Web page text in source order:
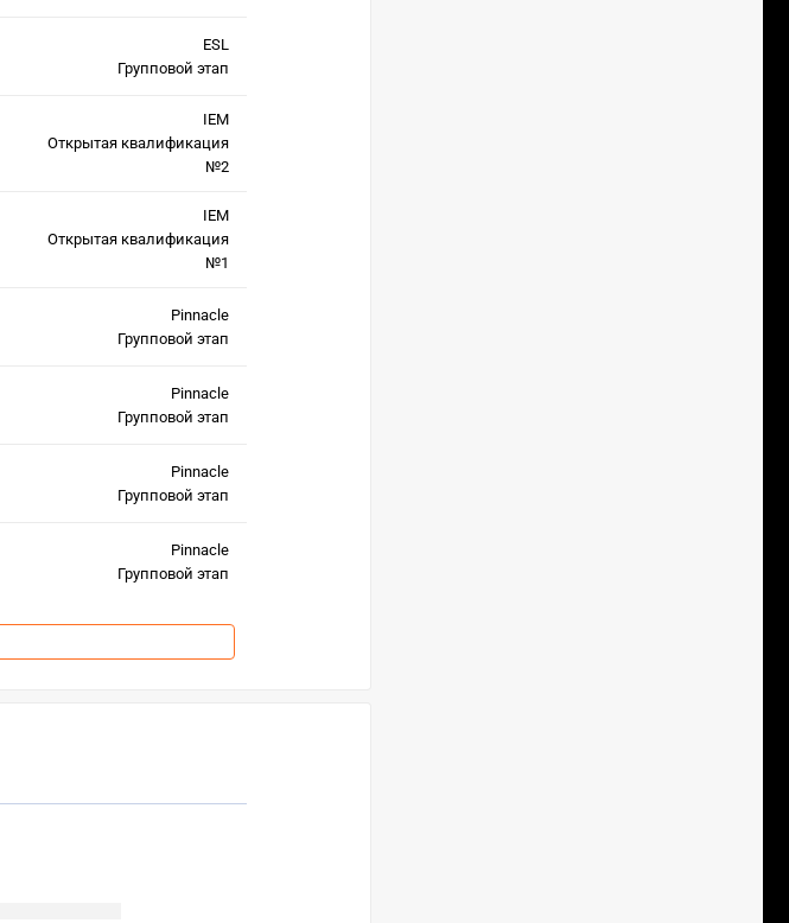
ESL
Групповой этап
IEM
Открытая квалификация
№2
IEM
Открытая квалификация
№1
Pinnacle
Групповой этап
Pinnacle
Групповой этап
Pinnacle
Групповой этап
Pinnacle
Групповой этап